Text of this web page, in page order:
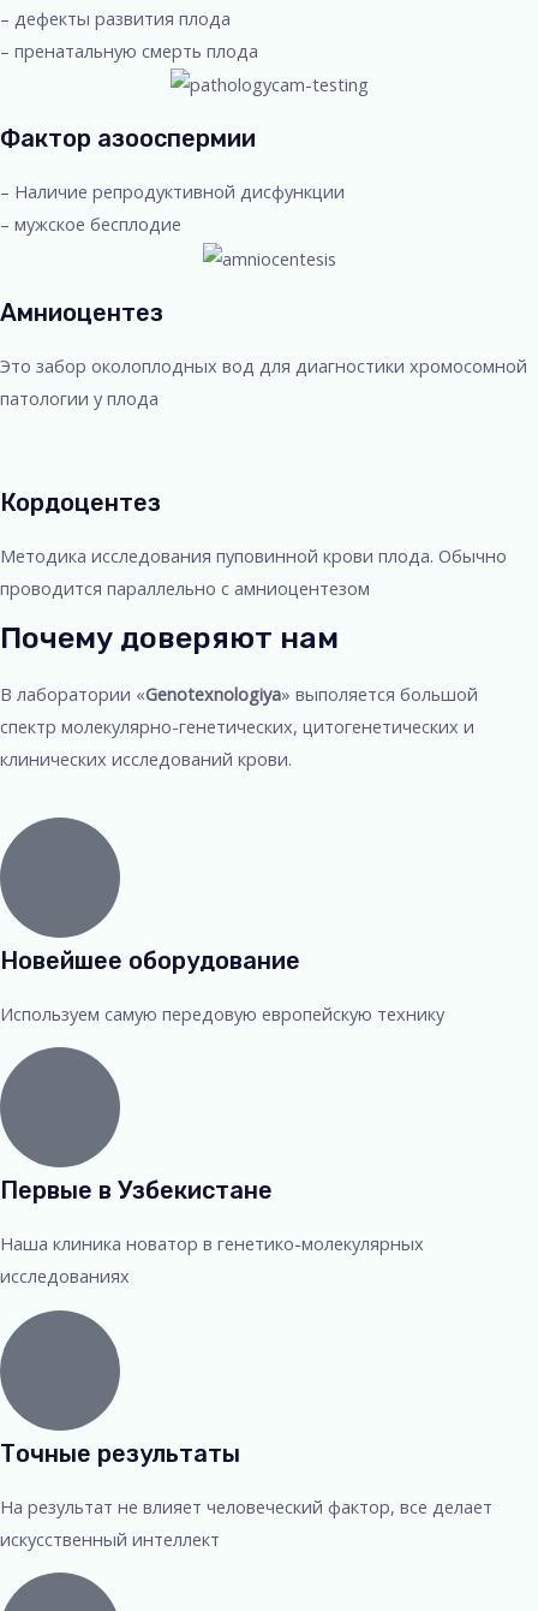
– дефекты развития плода
– пренатальную смерть плода
Фактор азооспермии
– Наличие репродуктивной дисфункции
– мужское бесплодие
Амниоцентез
Это забор околоплодных вод для диагностики хромосомной
патологии у плода
Кордоцентез
Методика исследования пуповинной крови плода. Обычно
проводится параллельно с амниоцентезом
Почему доверяют нам
В лаборатории «Genotexnologiya» выполяется большой
спектр молекулярно-генетических, цитогенетических и
клинических исследований крови.
Новейшее оборудование
Используем самую передовую европейскую технику
Первые в Узбекистане
Наша клиника новатор в генетико-молекулярных
исследованиях
Точные результаты
На результат не влияет человеческий фактор, все делает
искусственный интеллект